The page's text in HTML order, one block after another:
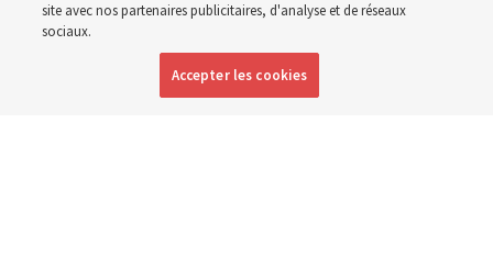
Anglais | Espagnol |
site avec nos partenaires publicitaires, d'analyse et de réseaux
sociaux.
Accepter les cookies